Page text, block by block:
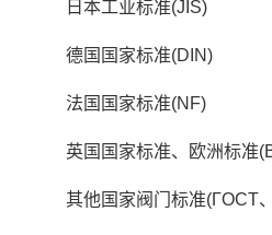
日本工业标准(JIS)
德国国家标准(DIN)
法国国家标准(NF)
英国国家标准、欧洲标准
其他国家阀门标准(ГOCT